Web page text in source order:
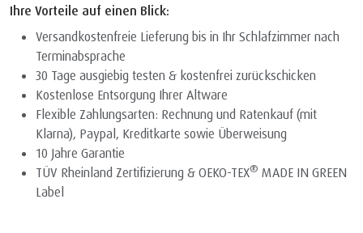
Ihre Vorteile auf einen Blick:
Versandkostenfreie Lieferung bis in Ihr Schlafzimmer nach
Terminabsprache
30 Tage ausgiebig testen & kostenfrei zurückschicken
Kostenlose Entsorgung Ihrer Altware
Flexible Zahlungsarten: Rechnung und Ratenkauf (mit
Klarna), Paypal, Kreditkarte sowie Überweisung
10 Jahre Garantie
TÜV Rheinland Zertifizierung & OEKO-TEX® MADE IN GREEN
Label